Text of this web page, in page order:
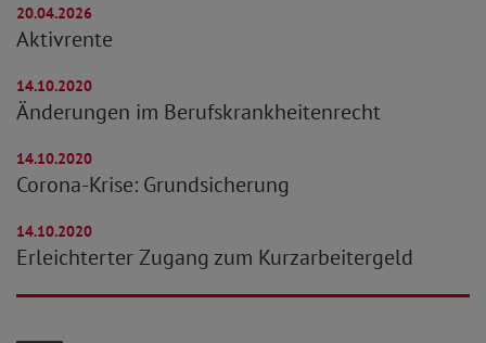
20.04.2026
Aktivrente
14.10.2020
Änderungen im Berufskrankheitenrecht
14.10.2020
Corona-Krise: Grundsicherung
14.10.2020
Erleichterter Zugang zum Kurzarbeitergeld